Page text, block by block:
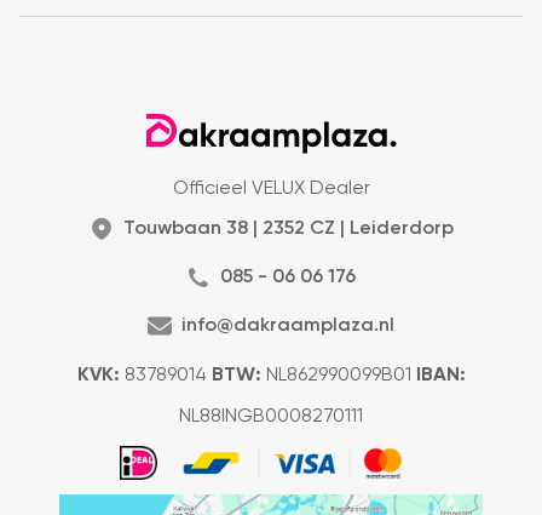
Officieel VELUX Dealer
Touwbaan 38 | 2352 CZ | Leiderdorp
085 - 06 06 176
info@dakraamplaza.nl
KVK: 83789014 BTW: NL862990099B01 IBAN:
NL88INGB0008270111